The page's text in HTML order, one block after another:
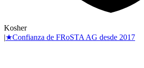
Kosher
|★Confianza de FRoSTA AG desde 2017